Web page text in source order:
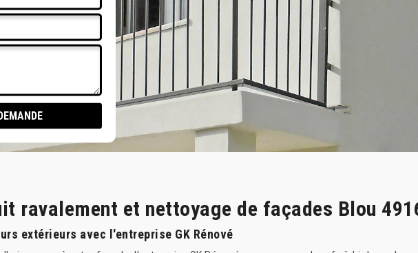
ravalement et nettoyage de façades Blou
extérieurs avec l'entreprise GK Rénové